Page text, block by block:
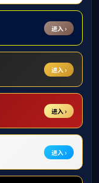
景春兰
法、法社会